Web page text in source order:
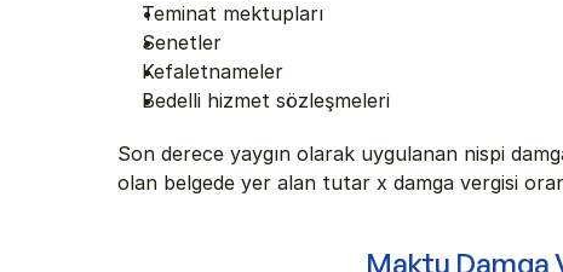
Teminat mektupları
Senetler
Kefaletnameler
Bedelli hizmet sözleşmeleri
Son derece yaygın olarak uygulanan nispi
olan belgede yer alan tutar x damga vergisi
Maktu Damga